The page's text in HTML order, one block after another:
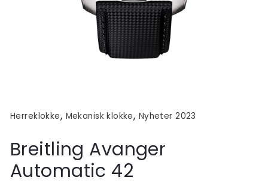
Herreklokke, Mekanisk klokke, Nyheter 2023
Breitling Avanger
Automatic 42